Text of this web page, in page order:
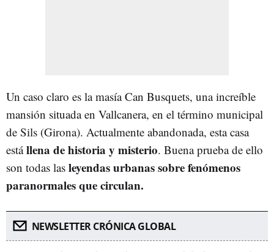
Un caso claro es la masía Can Busquets, una increíble
mansión situada en Vallcanera, en el término municipal
de Sils (Girona). Actualmente abandonada, esta casa
estállena de historia y misterio. Buena prueba de ello
son todas las leyendas urbanas sobre fenómenos
paranormales que circulan.
NEWSLETTER CRÓNICA GLOBAL